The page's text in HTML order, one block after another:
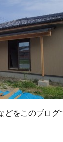
どをこのブログ